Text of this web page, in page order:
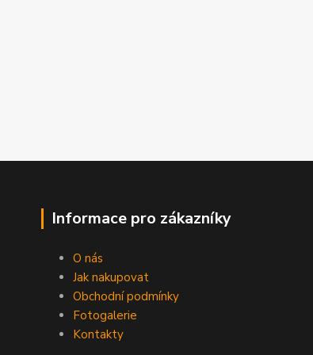
Informace pro zákazníky
O nás
Jak nakupovat
Obchodní podmínky
Fotogalerie
Kontakty